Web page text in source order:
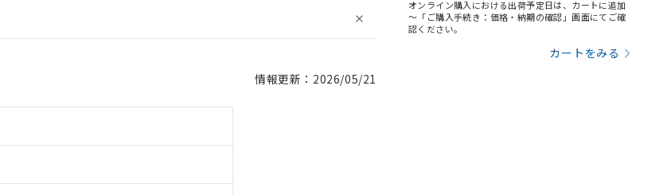
情報更新：2026/05/21
オンライン購入における出荷予定日は、カートに追加
～「ご購入手続き：価格・納期の確認」画面にてご確
認ください。
カートをみる